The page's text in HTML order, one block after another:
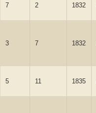
7 2 1832
3 7 1832
5 11 1835